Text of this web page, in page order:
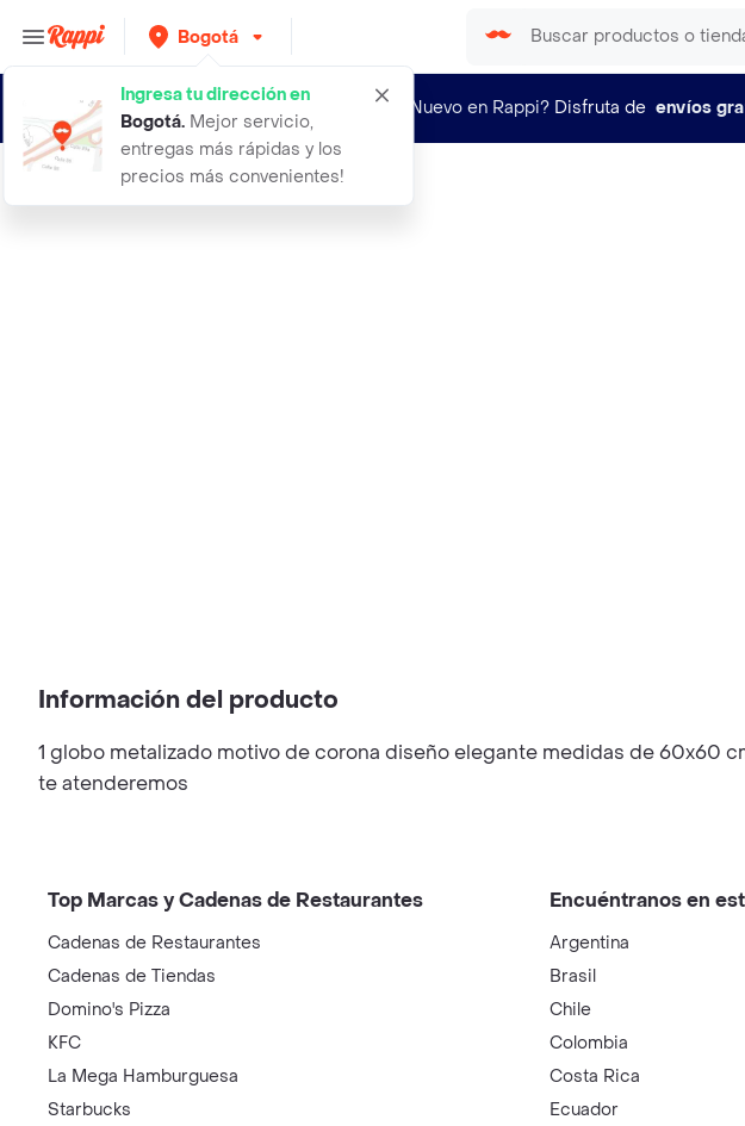
Bogotá
Ingresa tu dirección en
Bogotá. Mejor servicio,
entregas más rápidas y los
precios más convenientes!
¿Nuevo en Rappi? Disfruta de envíos
1 globo de corona para princesa met
Información del producto
1 globo metalizado motivo de corona diseño elegante medidas de 60x60
te atenderemos
Top Marcas y Cadenas de Restaurantes
Cadenas de Restaurantes
Cadenas de Tiendas
Domino's Pizza
KFC
La Mega Hamburguesa
Starbucks
Encuéntranos en
Argentina
Brasil
Chile
Colombia
Costa Rica
Ecuador